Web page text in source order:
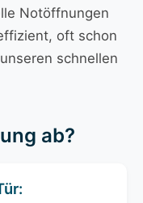
Notöffnungen
oft schon
schnellen
ab?